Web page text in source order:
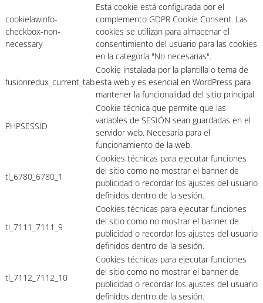
cookielawinfo-
checkbox-non-
necessary
Esta cookie está configurada por el
complemento GDPR Cookie Consent. Las
cookies se utilizan para almacenar el
consentimiento del usuario para las cookies
en la categoría "No necesarias".
fusionredux_current_tab
Cookie instalada por la plantilla o tema de
esta web y es esencial en WordPress para
mantener la funcionalidad del sitio principal
PHPSESSID
Cookie técnica que permite que las
variables de SESIÓN sean guardadas en el
servidor web. Necesaria para el
funcionamiento de la web.
tl_6780_6780_1
Cookies técnicas para ejecutar funciones
del sitio como no mostrar el banner de
publicidad o recordar los ajustes del usuario
definidos dentro de la sesión.
tl_7111_7111_9
Cookies técnicas para ejecutar funciones
del sitio como no mostrar el banner de
publicidad o recordar los ajustes del usuario
definidos dentro de la sesión.
tl_7112_7112_10
Cookies técnicas para ejecutar funciones
del sitio como no mostrar el banner de
publicidad o recordar los ajustes del usuario
definidos dentro de la sesión.